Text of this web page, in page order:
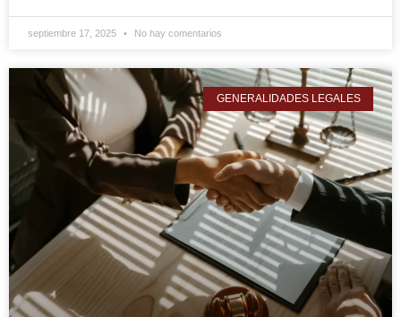
septiembre 17, 2025 No hay comentarios
GENERALIDADES LEGALES